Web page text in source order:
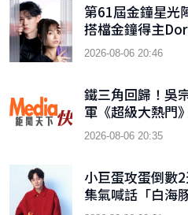
第61屆金鐘星光
搭檔金鐘得主
檔木木
2026-08-06 20:46
鐵三角回歸！吳
軍《超級大熱門
2026-08-06 20:35
小巨蛋攻蛋倒數
集氣喊話「白海